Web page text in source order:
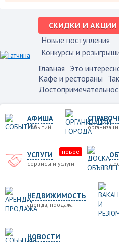
СКИДКИ И АКЦИИ
Новые поступления
Конкурсы и
Главная Это
Кафе и рестораны
АФИША
событий
УСЛУГИ
сервисы и услуги
новое
НЕДВИЖИМОСТЬ
аренда, продажа
НОВОСТИ